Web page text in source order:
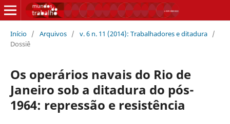
Início / Arquivos / v. 6 n. 11 (2014): Trabalhadores e ditadura /
Dossiê
Os operários navais do Rio de
Janeiro sob a ditadura do pós-
1964: repressão e resistência